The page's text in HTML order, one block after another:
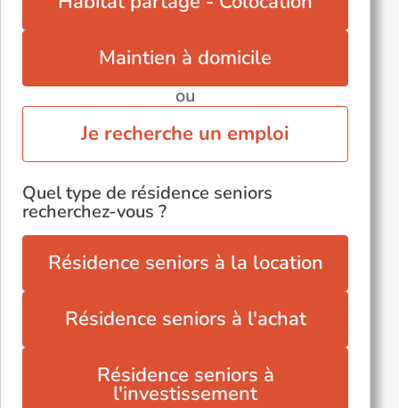
Pontault-Combault (77340)
Maintien à domicile
ou
Je recherche un emploi
Quel type de résidence seniors
recherchez-vous ?
Résidence seniors à la location
Résidence seniors à l'achat
Résidence seniors à
l'investissement